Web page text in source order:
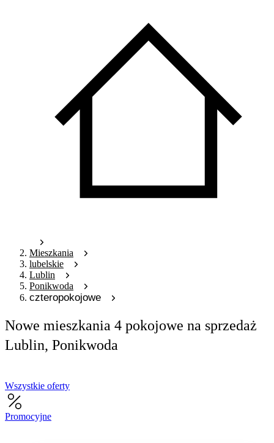
Mieszkania
lubelskie
Lublin
Ponikwoda
czteropokojowe
Nowe mieszkania 4 pokojowe na sprzedaż
Lublin, Ponikwoda
Wszystkie oferty
Promocyjne